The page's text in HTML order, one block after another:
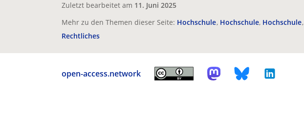
Zuletzt bearbeitet am 11. Juni 2025
Mehr zu den Themen dieser Seite: Hochschule Hochschule Hochschule
Rechtliches
open-access.network